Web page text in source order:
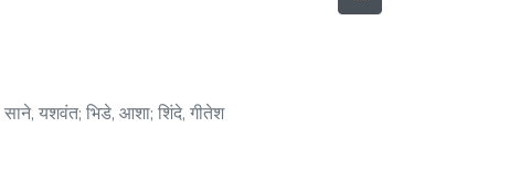
साने, यशवंत; भिडे, आशा; शिंदे, गीतेश